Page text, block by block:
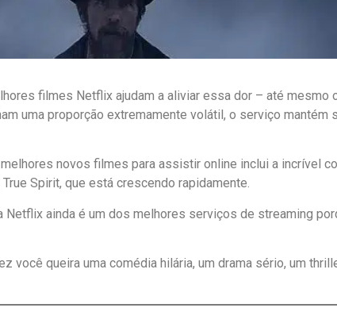
filmes Netflix ajudam a aliviar essa dor – até mesmo
uma proporção extremamente volátil, o serviço mantém
novos filmes para assistir online inclui a incrível
Spirit, que está crescendo rapidamente.
ainda é um dos melhores serviços de streaming
queira uma comédia hilária, um drama sério, um